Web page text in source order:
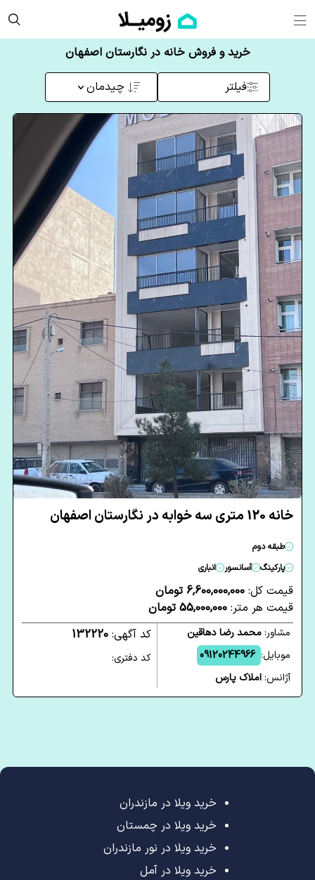
خرید و فروش خانه در نگارستان اصفهان
فیلتر چیدمان
خانه 120 متری سه خوابه در نگارستان اصفهان
طبقه دوم
پارکینگ
آسانسور انباری
قیمت کل: 6,600,000,000 تومان
قیمت هر متر: 55,000,000 تومان
مشاور:محمد رضا دهاقین
موبایل: 09120244966
آژانس:املاک پارس
کد آگهی: 132220
کد دفتری:
خرید ویلا در مازندران
خرید ویلا در چمستان
خرید ویلا در نور مازندران
خرید ویلا در آمل